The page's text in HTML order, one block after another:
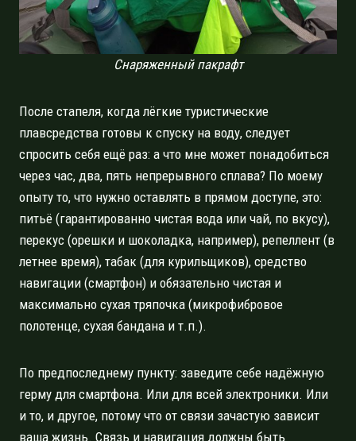
Снаряженный пакрафт
После стапеля, когда лёгкие туристические
плавсредства готовы к спуску на воду, следует
спросить себя ещё раз: а что мне может понадобиться
через час, два, пять непрерывного сплава? По моему
опыту то, что нужно оставлять в прямом доступе, это:
питьё (гарантированно чистая вода или чай, по вкусу),
перекус (орешки и шоколадка, например), репеллент (в
летнее время), табак (для курильщиков), средство
навигации (смартфон) и обязательно чистая и
максимально сухая тряпочка (микрофибровое
полотенце, сухая бандана и т.п.).
По предпоследнему пункту: заведите себе надёжную
герму для смартфона. Или для всей электроники. Или
и то, и другое, потому что от связи зачастую зависит
ваша жизнь. Связь и навигация должны быть